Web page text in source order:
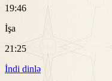
19:46
İşa
21:25
İndi dinlə